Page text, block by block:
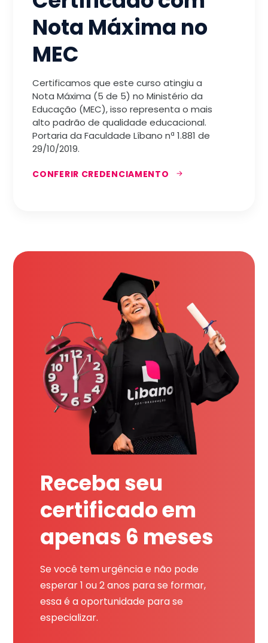
Nota Máxima no
MEC
Certificamos que este curso atingiu a
Nota Máxima (5 de 5) no Ministério da
Educação (MEC), isso representa o mais
alto padrão de qualidade educacional.
Portaria da Faculdade Líbano nª 1.881 de
29/10/2019.
CONFERIR CREDENCIAMENTO
Receba seu
certificado em
apenas 6 meses
Se você tem urgência e não pode
esperar 1 ou 2 anos para se formar,
essa é a oportunidade para se
especializar.